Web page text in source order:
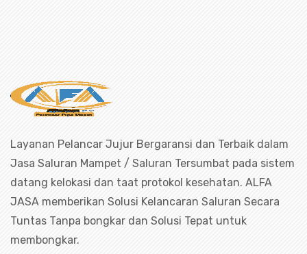
Layanan Pelancar Jujur Bergaransi dan Terbaik dalam
Jasa Saluran Mampet / Saluran Tersumbat pada sistem
datang kelokasi dan taat protokol kesehatan. ALFA
JASA memberikan Solusi Kelancaran Saluran Secara
Tuntas Tanpa bongkar dan Solusi Tepat untuk
membongkar.